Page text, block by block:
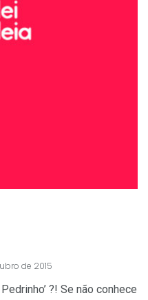
de 2015
?! Se não conhece